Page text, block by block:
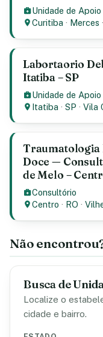
Unidade de
Curitiba · Merces ·
Labortaorio
Itatiba – SP
Unidade de
Itatiba ·SP ·Vila
Traumatologia
Doce —
de Melo –
Consultório
Centro · RO ·
Não
Busca de
Localize o
cidade e bairro.